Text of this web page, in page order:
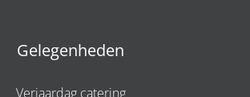
Gelegenheden
Verjaardag catering